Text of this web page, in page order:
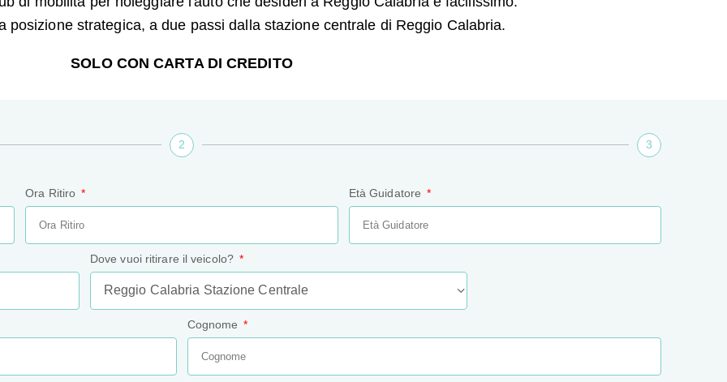
posizione strategica, a due passi dalla stazione centrale di Reggio Calabria.
SOLO CON CARTA DI CREDITO
2 3
Ora Ritiro Età Guidatore
Dove vuoi ritirare il veicolo?
Cognome